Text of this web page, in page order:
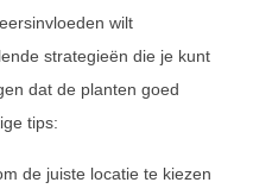
wilt
strategieën die je kunt
dat de planten goed
tips:
de juiste locatie te kiezen